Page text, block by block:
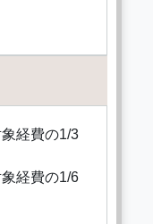
経費の1/3
経費の1/6